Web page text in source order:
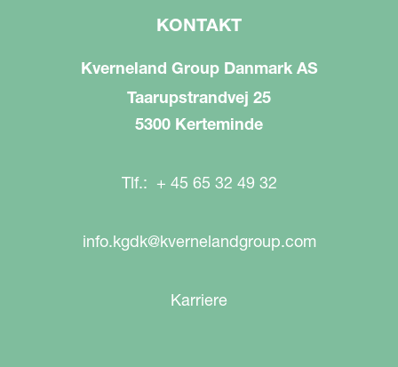
KONTAKT
Kverneland Group Danmark AS
Taarupstrandvej 25
5300 Kerteminde
Tlf.: + 45 65 32 49 32
info.kgdk@kvernelandgroup.com
Karriere